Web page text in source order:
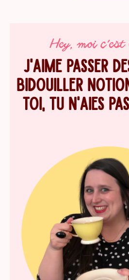
Hey, moi
J'AIME PASSER
BIDOUILLER
TOI, TU N'AIES